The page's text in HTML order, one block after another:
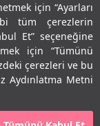
için “Ayarları
tüm çerezlerin
Et” seçeneğine
için “Tümünü
çerezleri ve bu
Aydınlatma Metni